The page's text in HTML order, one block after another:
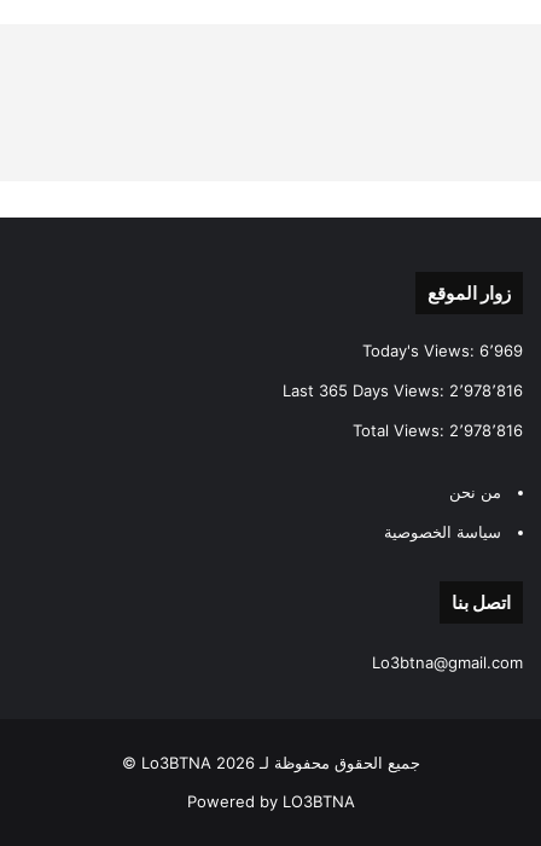
زوار الموقع
Today's Views: 6٬969
Last 365 Days Views: 2٬978٬816
Total Views: 2٬978٬816
من نحن
سياسة الخصوصية
اتصل بنا
Lo3btna@gmail.com
جميع الحقوق محفوظة لـ Lo3BTNA 2026 ©
Powered by LO3BTNA